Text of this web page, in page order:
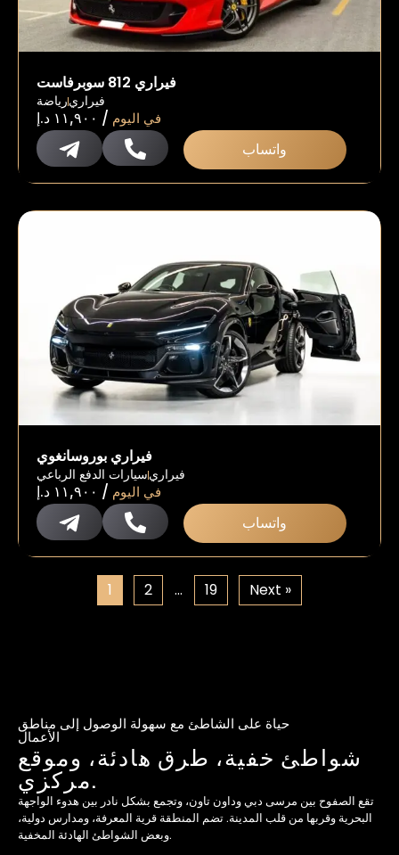
فيراري 812 سوبرفاست
رياضةفيراري
١١,٩٠٠ د.إ / في اليوم
واتساب
فيراري بوروسانغوي
سيارات الدفع الرباعيفيراري
١١,٩٠٠ د.إ / في اليوم
واتساب
1 2 … 19 Next »
حياة على الشاطئ مع سهولة الوصول إلى مناطق
الأعمال
شواطئ خفية، طرق هادئة، وموقع
مركزي.
تقع الصفوح بين مرسى دبي وداون تاون، وتجمع بشكل نادر بين هدوء الواجهة
البحرية وقربها من قلب المدينة. تضم المنطقة قرية المعرفة، ومدارس دولية،
وبعض الشواطئ الهادئة المخفية.